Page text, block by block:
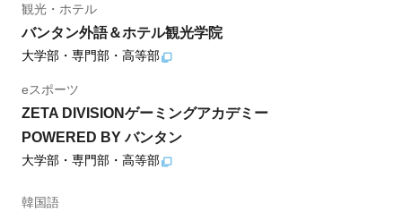
観光・ホテル
バンタン外語＆ホテル観光学院
大学部・専門部・高等部
eスポーツ
ZETA DIVISIONゲーミングアカデミー
POWERED BY バンタン
大学部・専門部・高等部
韓国語